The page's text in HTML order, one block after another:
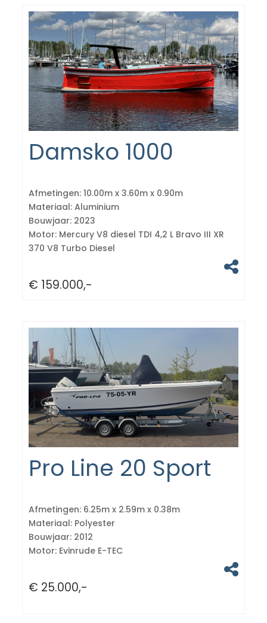
Damsko 1000
Afmetingen: 10.00m x 3.60m x 0.90m
Materiaal: Aluminium
Bouwjaar: 2023
Motor: Mercury V8 diesel TDI 4,2 L Bravo III XR
370 V8 Turbo Diesel
€ 159.000,-
Pro Line 20 Sport
Afmetingen: 6.25m x 2.59m x 0.38m
Materiaal: Polyester
Bouwjaar: 2012
Motor: Evinrude E-TEC
€ 25.000,-